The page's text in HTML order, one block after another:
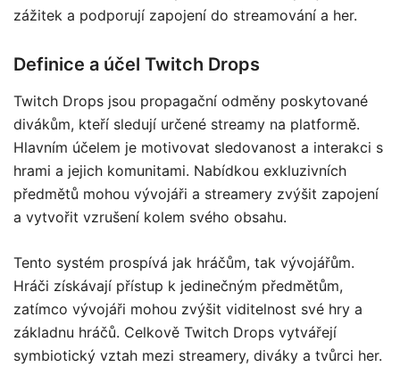
zážitek a podporují zapojení do streamování a her.
Definice a účel Twitch Drops
Twitch Drops jsou propagační odměny poskytované
divákům, kteří sledují určené streamy na platformě.
Hlavním účelem je motivovat sledovanost a interakci s
hrami a jejich komunitami. Nabídkou exkluzivních
předmětů mohou vývojáři a streamery zvýšit zapojení
a vytvořit vzrušení kolem svého obsahu.
Tento systém prospívá jak hráčům, tak vývojářům.
Hráči získávají přístup k jedinečným předmětům,
zatímco vývojáři mohou zvýšit viditelnost své hry a
základnu hráčů. Celkově Twitch Drops vytvářejí
symbiotický vztah mezi streamery, diváky a tvůrci her.